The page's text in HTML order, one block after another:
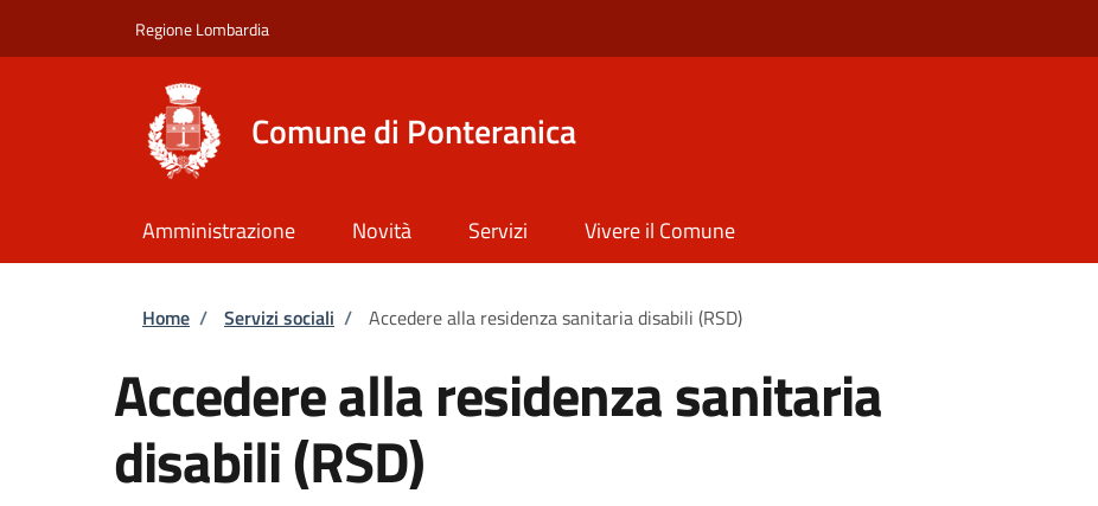
Regione Lombardia
Comune di Ponteranica
Amministrazione Novità Servizi Vivere il Comune
Briciole di pane
Home / Servizi sociali / Accedere alla residenza sanitaria disabili (RSD)
Accedere alla residenza sanitaria
disabili (RSD)